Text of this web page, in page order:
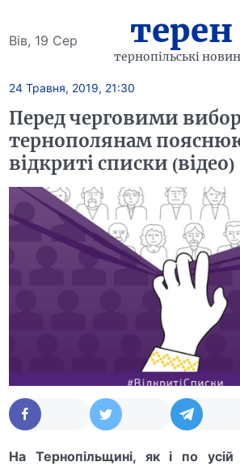
Вів, 19 Сер терен
тернопільські
24 Травня, 2019, 21:30
Перед черговими
тернополянам
відкриті списки (відео)
На Тернопільщині, як і по усій